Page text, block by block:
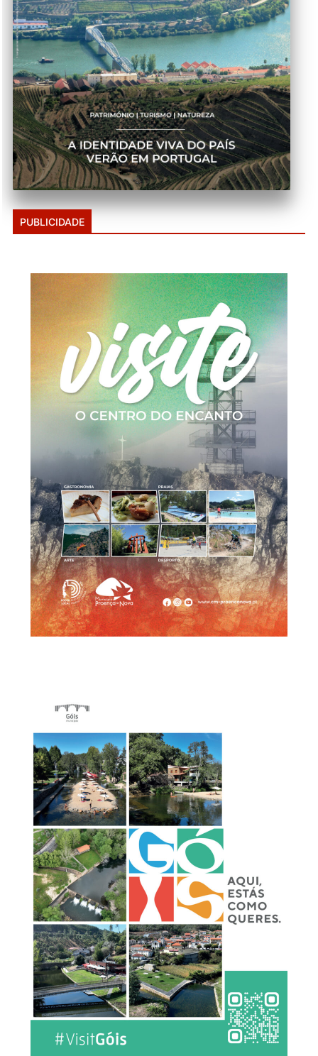
PUBLICIDADE